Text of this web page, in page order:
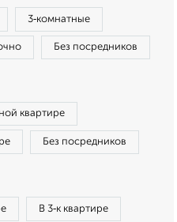
3‑комнатные
Без посредников
квартире
Без посредников
В 3‑к квартире